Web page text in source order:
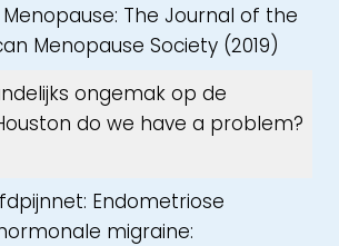
The Journal of the
Menopause Society (2019)
ongemak op de
do we have a problem?
Endometriose
migraine: